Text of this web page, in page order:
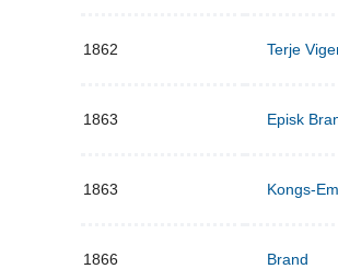
1862 Terje
1863 Episk
1863 Kongs-
1866 Brand